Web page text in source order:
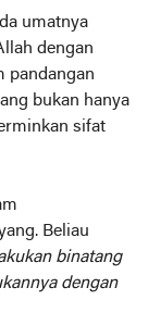
umatnya
dengan
pandangan
bukan hanya
sifat
Beliau
binatang
dengan